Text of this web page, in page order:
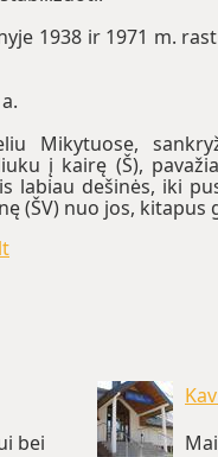
1938 ir 1971 m.
Mikytuose,
į kairę (Š),
labiau dešinės, iki
(ŠV) nuo jos,
bei